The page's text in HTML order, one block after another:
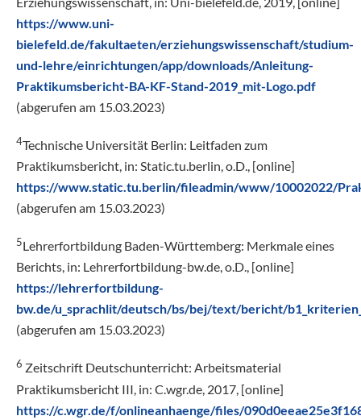
https://www.uni-
bielefeld.de/fakultaeten/erziehungswissenschaft/studium-
und-lehre/einrichtungen/app/downloads/Anleitung-
Praktikumsbericht-BA-KF-Stand-2019_mit-Logo.pdf
(abgerufen am 15.03.2023)
4Technische Universität Berlin: Leitfaden zum
Praktikumsbericht, in: Static.tu.berlin, o.D., [online]
https://www.static.tu.berlin/fileadmin/www/10002022/
(abgerufen am 15.03.2023)
5Lehrerfortbildung Baden-Württemberg: Merkmale eines
Berichts, in: Lehrerfortbildung-bw.de, o.D., [online]
https://lehrerfortbildung-
bw.de/u_sprachlit/deutsch/bs/bej/text/bericht/
(abgerufen am 15.03.2023)
6 Zeitschrift Deutschunterricht: Arbeitsmaterial
Praktikumsbericht III, in: C.wgr.de, 2017, [online]
https://c.wgr.de/f/onlineanhaenge/files/